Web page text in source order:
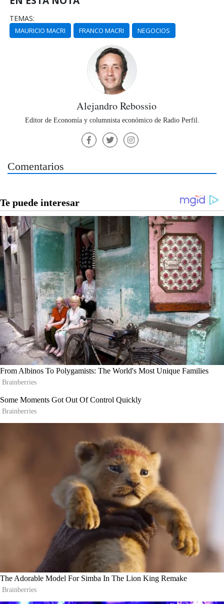
TEMAS:
MAURICIO MACRI FRANCO MACRI NEGOCIOS
Alejandro Rebossio
Editor de Economía y columnista económico de Radio Perfil.
Comentarios